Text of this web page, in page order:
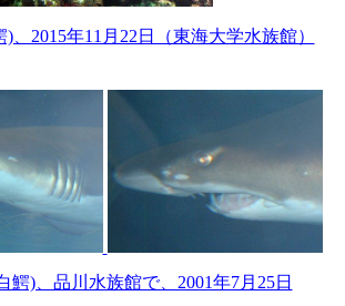
、2015年11月22日（東海大学水族館）
鰐)、品川水族館で、2001年7月25日